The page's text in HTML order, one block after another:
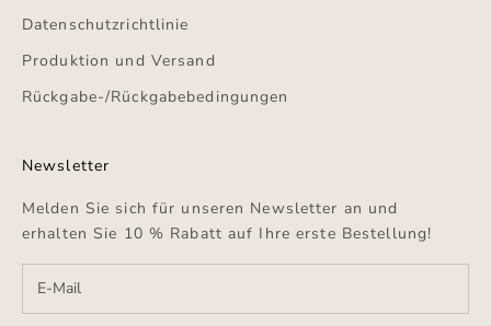
Datenschutzrichtlinie
Produktion und Versand
Rückgabe-/Rückgabebedingungen
Newsletter
Melden Sie sich für unseren Newsletter an und
erhalten Sie 10 % Rabatt auf Ihre erste Bestellung!